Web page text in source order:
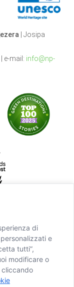
di
e
tutti”,
modificare o
cliccando
| Josipa
e-mail: info@np-